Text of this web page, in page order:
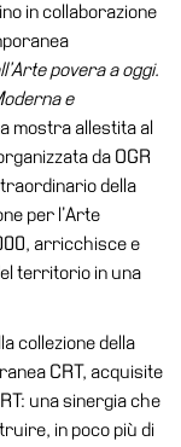
in collaborazione
povera a oggi.
e
mostra allestita al
da OGR
della
per l’Arte
arricchisce e
territorio in una
collezione della
CRT, acquisite
una sinergia che
in poco più di